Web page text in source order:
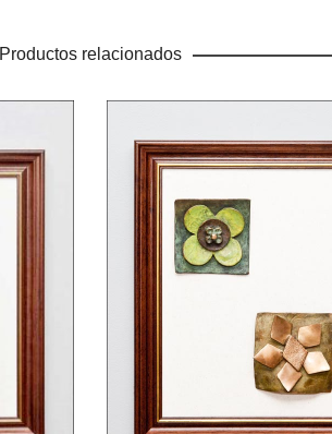
Productos relacionados